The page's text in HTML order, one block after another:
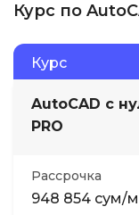
Курс по
Курс
AutoCAD с
PRO
Рассрочка
948 854 сум/